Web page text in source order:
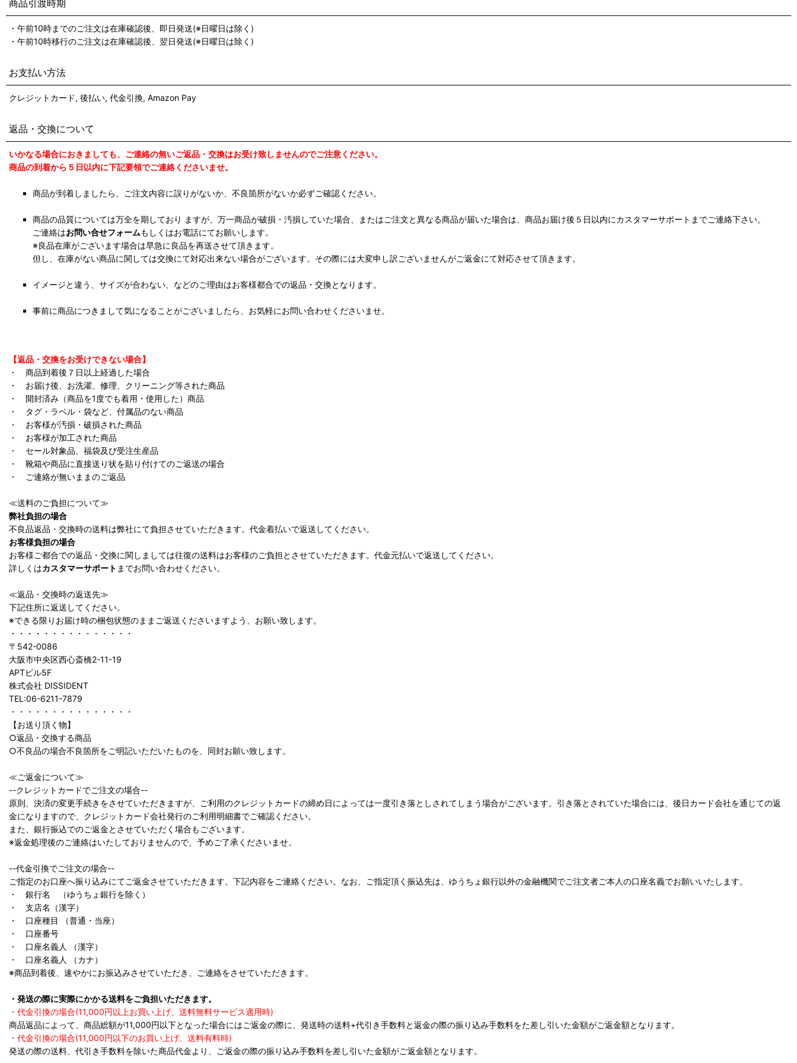
商品引渡時期
・午前10時までのご注文は在庫確認後、即日発送(※日曜日は除く)
・午前10時移行のご注文は在庫確認後、翌日発送(※日曜日は除く)
お支払い方法
クレジットカード, 後払い, 代金引換, Amazon Pay
返品・交換について
いかなる場合におきましても、ご連絡の無いご返品・交換はお受け致しませんのでご注意ください。
商品の到着から５日以内に下記要領でご連絡くださいませ。
商品が到着しましたら、ご注文内容に誤りがないか、不良箇所がないか必ずご確認ください。
商品の品質については万全を期しており ますが、万一商品が破損・汚損していた場合、またはご注文と異なる商品が届いた場合は、商品お届け後５日以内にカスタマーサポートまでご連絡下さい。
ご連絡はお問い合せフォームもしくはお電話にてお願いします。
※良品在庫がございます場合は早急に良品を再送させて頂きます。
但し、在庫がない商品に関しては交換にて対応出来ない場合がございます。その際には大変申し訳ございませんがご返金にて対応させて頂きます。
イメージと違う、サイズが合わない、などのご理由はお客様都合での返品・交換となります。
事前に商品につきまして気になることがございましたら、お気軽にお問い合わせくださいませ。
【返品・交換をお受けできない場合】
・ 商品到着後７日以上経過した場合
・ お届け後、お洗濯、修理、クリーニング等された商品
・ 開封済み（商品を1度でも着用・使用した）商品
・ タグ・ラベル・袋など、付属品のない商品
・ お客様が汚損・破損された商品
・ お客様が加工された商品
・ セール対象品、福袋及び受注生産品
・ 靴箱や商品に直接送り状を貼り付けてのご返送の場合
・ ご連絡が無いままのご返品
≪送料のご負担について≫
弊社負担の場合
不良品返品・交換時の送料は弊社にて負担させていただきます。代金着払いで返送してください。
お客様負担の場合
お客様ご都合での返品・交換に関しましては往復の送料はお客様のご負担とさせていただきます。代金元払いで返送してください。
詳しくはカスタマーサポート までお問い合わせください。
≪返品・交換時の返送先≫
下記住所に返送してください。
※できる限りお届け時の梱包状態のままご返送くださいますよう、お願い致します。
・・・・・・・・・・・・・・・
〒542-0086
大阪市中央区西心斎橋2-11-19
APTビル5F
株式会社 DISSIDENT
TEL:06-6211-7879
・・・・・・・・・・・・・・・
【お送り頂く物】
○返品・交換する商品
○不良品の場合不良箇所をご明記いただいたものを、同封お願い致します。
≪ご返金について≫
--クレジットカードでご注文の場合--
原則、決済の変更手続きをさせていただきますが、ご利用のクレジットカードの締め日によっては一度引き落としされてしまう場合がございます。引き落とされていた場合には、後日カード会社を通じての返
金になりますので、クレジットカード会社発行のご利用明細書でご確認ください。
また、銀行振込でのご返金とさせていただく場合もございます。
※返金処理後のご連絡はいたしておりませんので、予めご了承くださいませ。
--代金引換でご注文の場合--
ご指定のお口座へ振り込みにてご返金させていただきます。下記内容をご連絡ください。なお、ご指定頂く振込先は、ゆうちょ銀行以外の金融機関でご注文者ご本人の口座名義でお願いいたします。
・ 銀行名 （ゆうちょ銀行を除く）
・ 支店名（漢字）
・ 口座種目 （普通・当座）
・ 口座番号
・ 口座名義人 （漢字）
・ 口座名義人 （カナ）
※商品到着後、速やかにお振込みさせていただき、ご連絡をさせていただきます。
・発送の際に実際にかかる送料をご負担いただきます。
・代金引換の場合(11,000円以上お買い上げ、送料無料サービス適用時)
商品返品によって、商品総額が11,000円以下となった場合にはご返金の際に、発送時の送料+代引き手数料と返金の際の振り込み手数料をた差し引いた金額がご返金額となります。
・代金引換の場合(11,000円以下のお買い上げ、送料有料時)
発送の際の送料、代引き手数料を除いた商品代金より、ご返金の際の振り込み手数料を差し引いた金額がご返金額となります。